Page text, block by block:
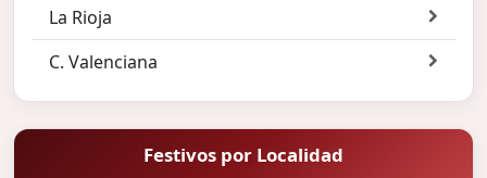
La Rioja
C. Valenciana
Festivos por Localidad